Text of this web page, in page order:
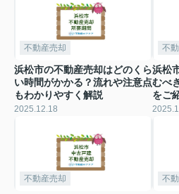
不動産売却
浜松市の不動産売却はどのくら
い時間がかかる？流れや注意点
もわかりやすく解説
2025.12.18
不
浜松
むべ
をご
不動産売却 不